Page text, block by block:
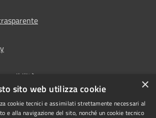
×
sito web utilizza cookie
cookie tecnici e assimilati strettamente necessari al
e alla navigazione del sito, nonché un cookie tecnico